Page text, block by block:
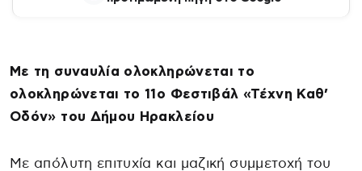
Με τη συναυλία ολοκληρώνεται το
ολοκληρώνεται το 11ο Φεστιβάλ «Τέχνη Καθ’
Οδόν» του Δήμου Ηρακλείου
Με απόλυτη επιτυχία και μαζική συμμετοχή του